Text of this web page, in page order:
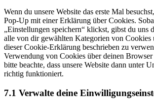
sonstiges
Wenn du unsere Website das erste Mal
Pop-Up mit einer Erklärung über Cookies.
„Einstellungen speichern“ klickst, gibst du uns
alle von dir gewählten Kategorien von Cookies
dieser Cookie-Erklärung beschrieben zu
Verwendung von Cookies über deinen
bitte beachte, dass unsere Website dann unter
richtig funktioniert.
7.1 Verwalte deine